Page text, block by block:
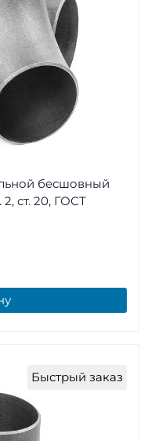
бесшовный
2, ст. 20, ГОСТ
Быстрый заказ